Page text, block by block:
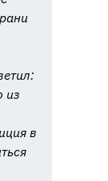
из
в